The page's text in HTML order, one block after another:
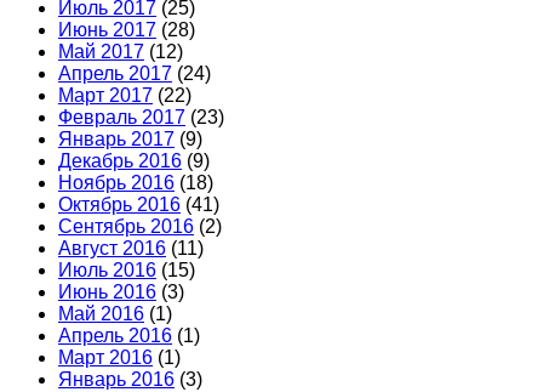
Июль 2017 (25)
Июнь 2017 (28)
Май 2017 (12)
Апрель 2017 (24)
Март 2017 (22)
Февраль 2017 (23)
Январь 2017 (9)
Декабрь 2016 (9)
Ноябрь 2016 (18)
Октябрь 2016 (41)
Сентябрь 2016 (2)
Август 2016 (11)
Июль 2016 (15)
Июнь 2016 (3)
Май 2016 (1)
Апрель 2016 (1)
Март 2016 (1)
Январь 2016 (3)